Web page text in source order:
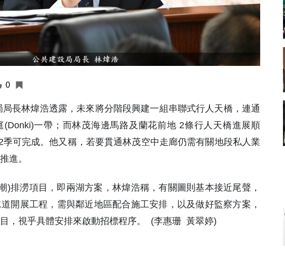
0
長林煒浩透露，未來將分階段興建一組串聯式行人天橋，連通
一帶；而林茂海邊馬路及蘭花前地 2條行人天橋進展順
可完成。他又稱，若要貫通林茂空中走廊仍需有關地段私人業
進。
)排澇項目，即兩湖方案，林煒浩稱，有關圖則基本接近尾聲，
開展工程，需與鄰近地區配合施工安排，以及做好監察方案，
，視乎具體安排來啟動招標程序。 (李惠珊 黃翠婷)